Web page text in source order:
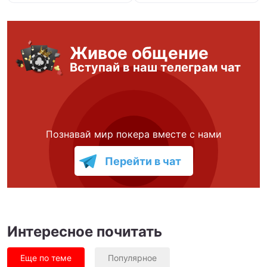
Живое общение
Вступай в наш телеграм чат
Познавай мир покера вместе с нами
Перейти в чат
Интересное почитать
Еще по теме Популярное